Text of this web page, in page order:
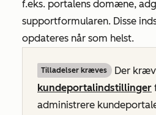
f.eks. portalens domæne,
supportformularen. Disse
opdateres når som helst.
Tilladelser kræves Der
kundeportalindstillinger
administrere